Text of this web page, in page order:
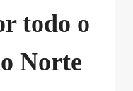
todo o
Norte